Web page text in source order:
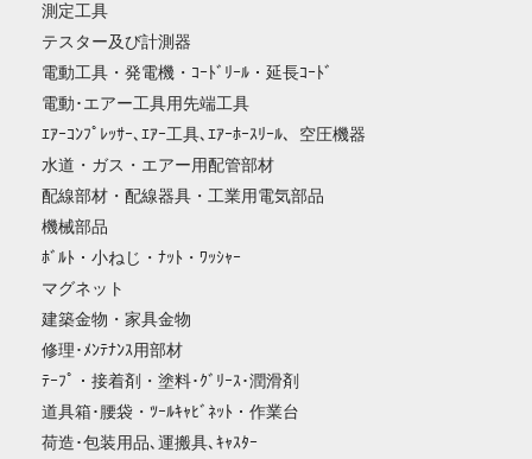
測定工具
テスター及び計測器
電動工具・発電機・ｺｰﾄﾞﾘｰﾙ・延長ｺｰﾄﾞ
電動･エアー工具用先端工具
ｴｱｰｺﾝﾌﾟﾚｯｻｰ､ｴｱｰ工具､ｴｱｰﾎｰｽﾘｰﾙ、空圧機器
水道・ガス・エアー用配管部材
配線部材・配線器具・工業用電気部品
機械部品
ﾎﾞﾙﾄ・小ねじ・ﾅｯﾄ・ﾜｯｼｬｰ
マグネット
建築金物・家具金物
修理･ﾒﾝﾃﾅﾝｽ用部材
ﾃｰﾌﾟ・接着剤・塗料･ｸﾞﾘｰｽ･潤滑剤
道具箱･腰袋・ﾂｰﾙｷｬﾋﾞﾈｯﾄ・作業台
荷造･包装用品､運搬具､ｷｬｽﾀｰ